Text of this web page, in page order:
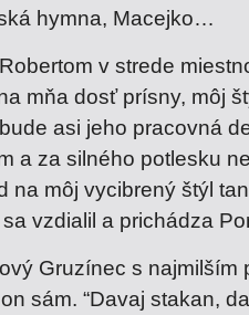
hymna, Macejko…
v strede
mňa dosť prísny, môj
asi jeho pracovná
a za silného potlesku
na môj vycibrený štýl
vzdialil a prichádza
Gruzínec s najmilším
sám. “Davaj stakan,